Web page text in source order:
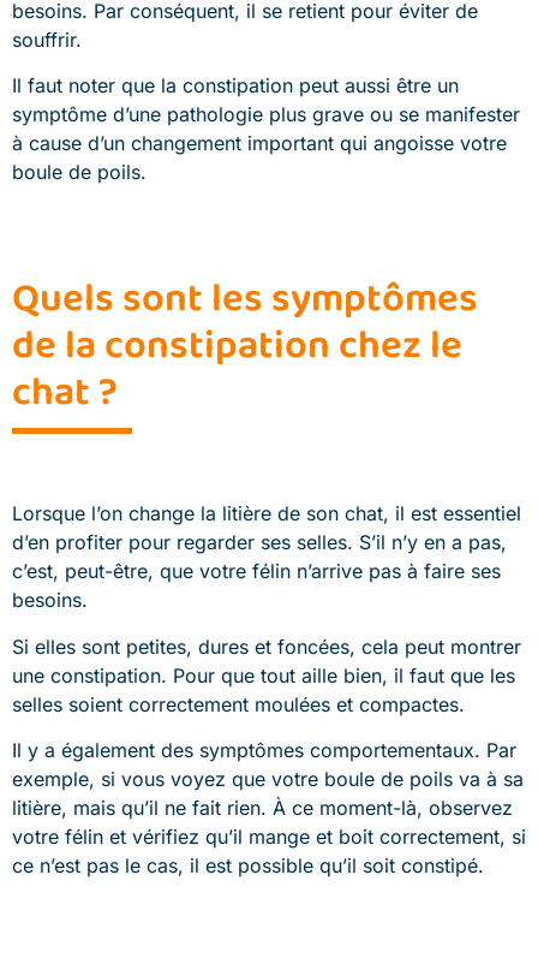
besoins. Par conséquent, il se retient pour éviter de
souffrir.
Il faut noter que la constipation peut aussi être un
symptôme d’une pathologie plus grave ou se manifester
à cause d’un changement important qui angoisse votre
boule de poils.
Quels sont les symptômes
de la constipation chez le
chat ?
Lorsque l’on change la litière de son chat, il est essentiel
d’en profiter pour regarder ses selles. S’il n’y en a pas,
c’est, peut-être, que votre félin n’arrive pas à faire ses
besoins.
Si elles sont petites, dures et foncées, cela peut montrer
une constipation. Pour que tout aille bien, il faut que les
selles soient correctement moulées et compactes.
Il y a également des symptômes comportementaux. Par
exemple, si vous voyez que votre boule de poils va à sa
litière, mais qu’il ne fait rien. À ce moment-là, observez
votre félin et vérifiez qu’il mange et boit correctement, si
ce n’est pas le cas, il est possible qu’il soit constipé.